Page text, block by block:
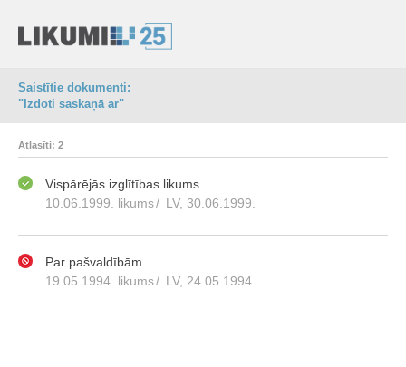
Saistītie dokumenti:
"Izdoti saskaņā ar"
Atlasīti: 2
Vispārējās izglītības likums
10.06.1999. likums/ LV, 30.06.1999.
Par pašvaldībām
19.05.1994. likums/ LV, 24.05.1994.